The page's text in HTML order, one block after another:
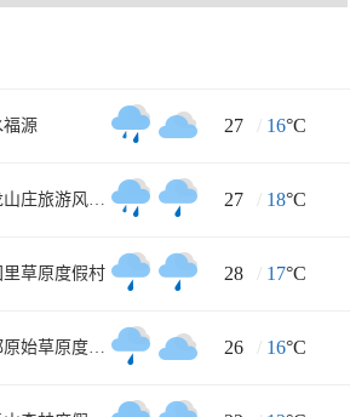
源 27 / 16°C
黄龙山庄旅游风景区 27 / 18°C
里草原度假村 28 / 17°C
中都原始草原度假村 26 / 16°C